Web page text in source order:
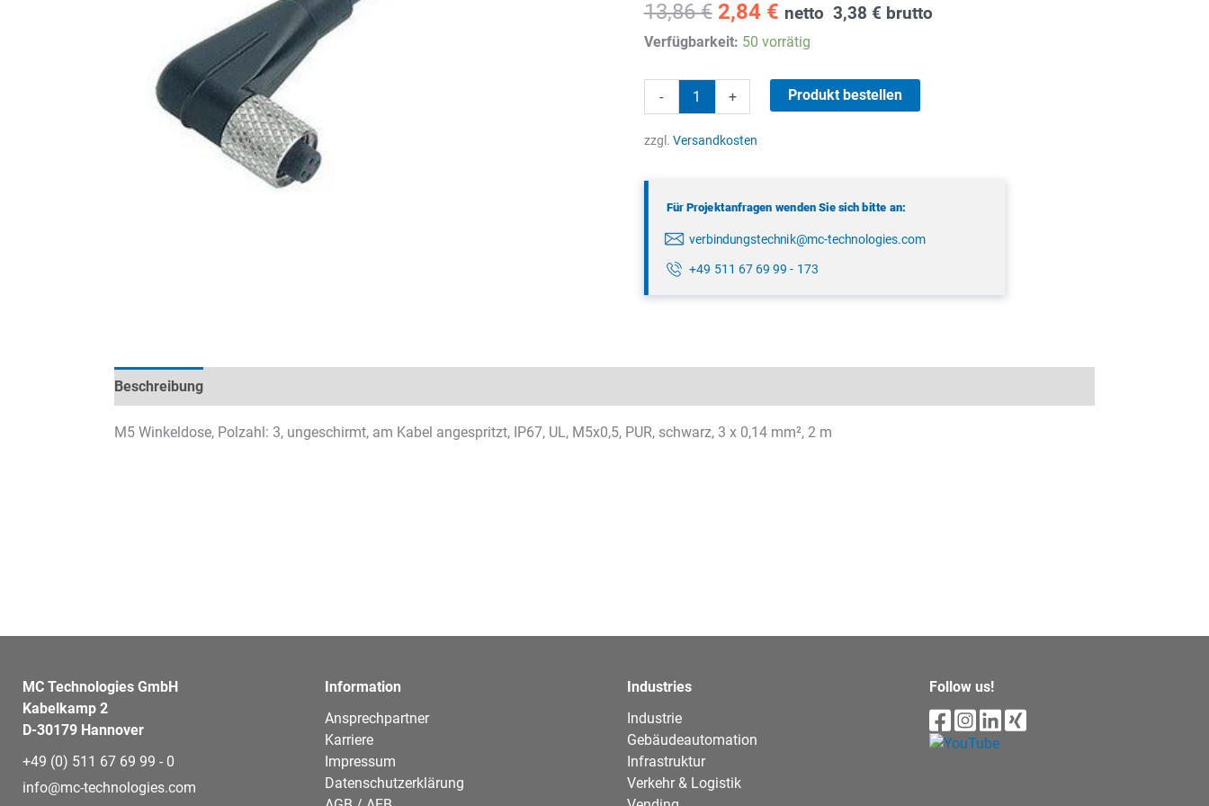
13,86€ Ursprünglicher
Preis
13,86 €
2,84 €Aktueller
Preis
2,84 €.
netto 3,38 € brutto
Verfügbarkeit: 50 vorrätig
-
79
3104
Menge
+ Produkt bestellen
zzgl. Versandkosten
Für Projektanfragen wenden Sie sich bitte an:
verbindungstechnik@mc-technologies.com
+49 511 67 69 99 - 173
Beschreibung
M5 Winkeldose, Polzahl: 3, ungeschirmt, am Kabel angespritzt, IP67, UL, M5x0,5, PUR, schwarz, 3 x 0,14 mm², 2 m
MC Technologies GmbH
Kabelkamp 2
D-30179 Hannover
+49 (0) 511 67 69 99 - 0
info@mc-technologies.com
Information
Ansprechpartner
Karriere
Impressum
Datenschutzerklärung
Industries
Industrie
Gebäudeautomation
Infrastruktur
Verkehr & Logistik
Follow us!